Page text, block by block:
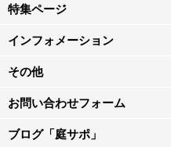
特集ページ
インフォメーション
その他
お問い合わせフォーム
ブログ「庭サポ」